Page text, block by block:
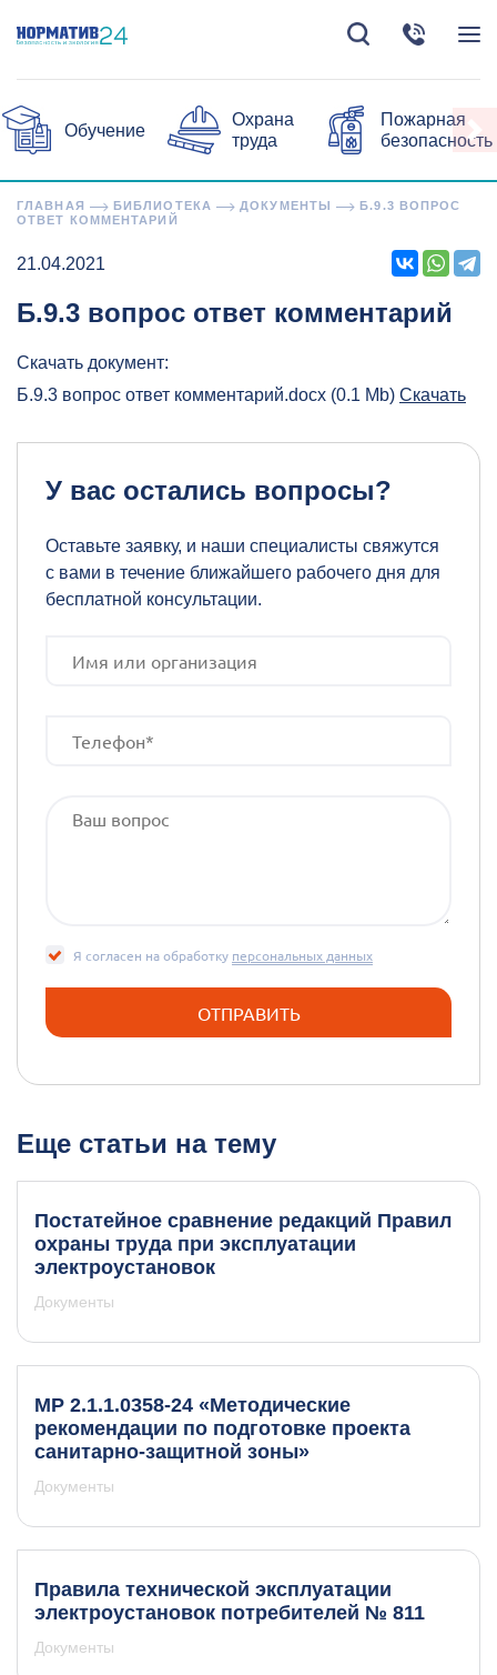
Обучение
Охрана
труда
Пожарная
безопасность
ГЛАВНАЯ БИБЛИОТЕКА ДОКУМЕНТЫ
Б.9.3 ВОПРОС
ОТВЕТ КОММЕНТАРИЙ
21.04.2021
Б.9.3 вопрос ответ комментарий
Скачать документ:
Б.9.3 вопрос ответ комментарий.docx (0.1 Mb) Скачать
У вас остались вопросы?
Оставьте заявку, и наши специалисты свяжутся
с вами в течение ближайшего рабочего дня для
бесплатной консультации.
Я согласен на обработку персональных данных
Еще статьи на тему
Постатейное сравнение редакций Правил
охраны труда при эксплуатации
электроустановок
Документы
МР 2.1.1.0358-24 «Методические
рекомендации по подготовке проекта
санитарно-защитной зоны»
Документы
Правила технической эксплуатации
электроустановок потребителей № 811
Документы